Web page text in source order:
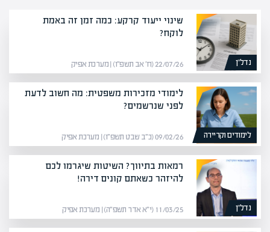
נדל”ן
שינוי ייעוד קרקע: כמה זמן זה באמת
לוקח?
22/07/26 (ח׳ אב תשפ״ו) | מערכת אפיק
לימודים וקריירה
לימודי מזכירות משפטית: מה חשוב לדעת
לפני שנרשמים?
09/02/26 (כ״ב שבט תשפ״ו) | מערכת אפיק
נדל”ן
רמאות בתיווך? השיטות שיגרמו לכם
להיזהר כשאתם קונים דירה!
11/03/25 (י״א אדר תשפ״ה) | מערכת אפיק